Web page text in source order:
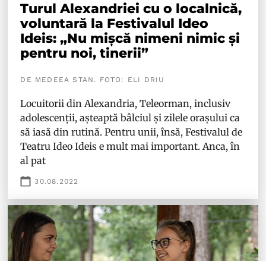
Turul Alexandriei cu o localnică,
voluntară la Festivalul Ideo
Ideis: „Nu mișcă nimeni nimic și
pentru noi, tinerii”
DE MEDEEA STAN. FOTO: ELI DRIU
Locuitorii din Alexandria, Teleorman, inclusiv
adolescenții, așteaptă bâlciul și zilele orașului ca
să iasă din rutină. Pentru unii, însă, Festivalul de
Teatru Ideo Ideis e mult mai important. Anca, în
al pat
30.08.2022